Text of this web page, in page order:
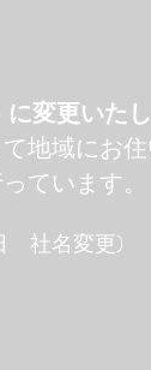
変更いたし
地域にお
ています。
名変更)